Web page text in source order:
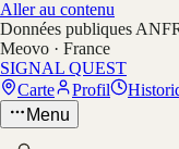
Aller au contenu
Données publiques
Meovo · France
SIGNAL QUEST
Carte
Profil
Menu